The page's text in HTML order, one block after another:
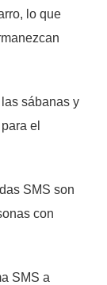
lo que
sábanas y
el
SMS son
con
SMS a